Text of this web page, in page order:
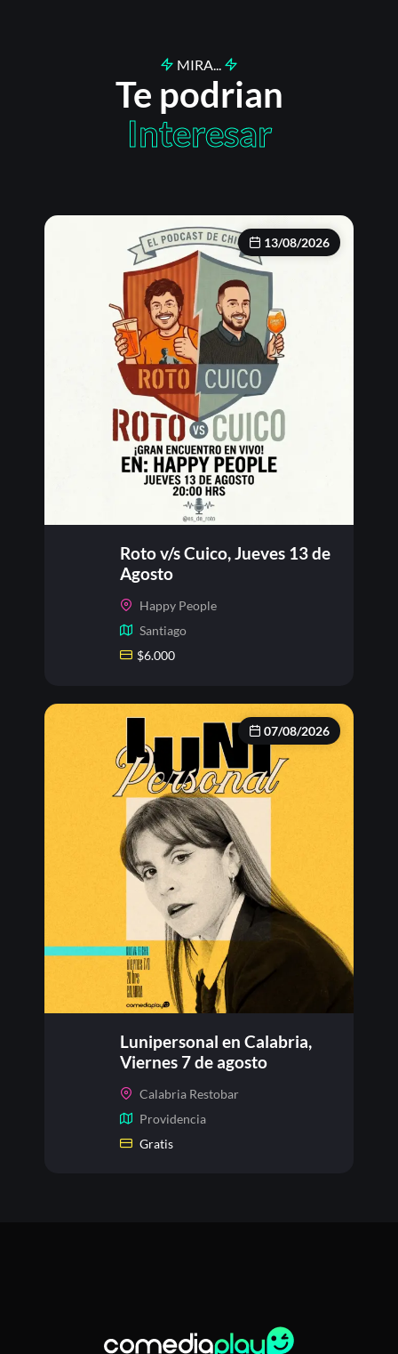
MIRA...
Te podrian
Interesar
13/08/2026
Roto v/s Cuico, Jueves 13 de
Agosto
Happy People
Santiago
$6.000
07/08/2026
Lunipersonal en Calabria,
Viernes 7 de agosto
Calabria Restobar
Providencia
Gratis